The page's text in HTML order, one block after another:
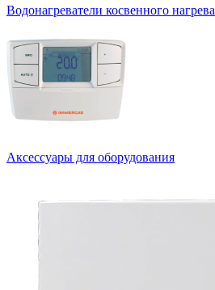
Водонагреватели косвенного нагрева
Аксессуары для оборудования